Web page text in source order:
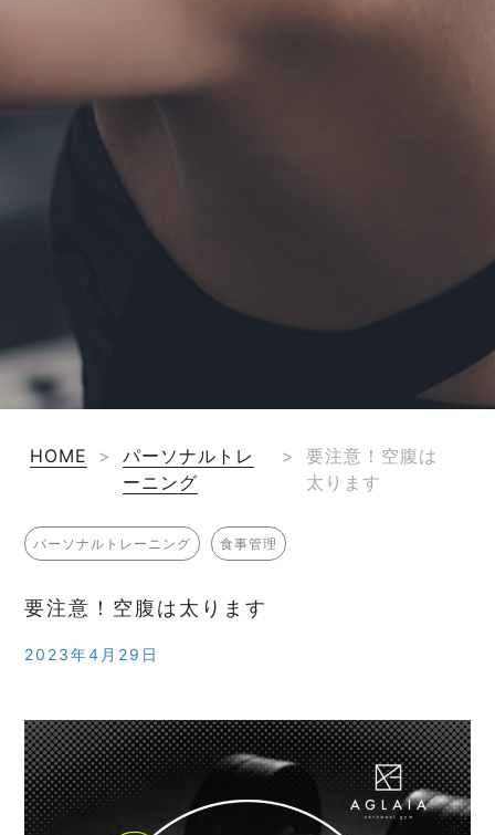
HOME >
パーソナルトレ
ーニング
>
要注意！空腹は
太ります
パーソナルトレーニング 食事管理
要注意！空腹は太ります
2023年4月29日